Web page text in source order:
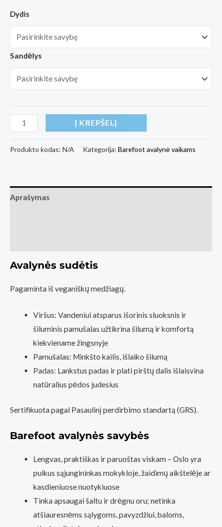
Dydis
Sandėlys
produkto
Barefoot
Siberia
Siberia
Į KREPŠELĮ
Produkto kodas: N/A Kategorija: Barefoot avalynė vaikams
Aprašymas
Avalynės sudėtis
Pagaminta iš veganiškų medžiagų.
Viršus: Vandeniui atsparus išorinis sluoksnis ir
šiluminis pamušalas užtikrina šilumą ir komfortą
kiekviename žingsnyje
Pamušalas: Minkšto kailis, išlaiko šilumą
Padas: Lankstus padas ir plati pirštų dalis išlaisvina
natūralius pėdos judesius
Sertifikuota pagal Pasaulinį perdirbimo standartą (GRS).
Barefoot avalynės savybės
Lengvas, praktiškas ir paruoštas viskam – Oslo yra
puikus sąjungininkas mokykloje, žaidimų aikštelėje ar
kasdieniuose nuotykiuose
Tinka apsaugai šaltu ir drėgnu oru; netinka
atšiauresnėms sąlygoms, pavyzdžiui, baloms,